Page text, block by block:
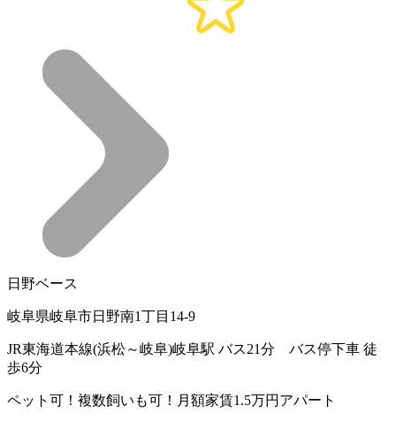
日野ベース
岐阜県岐阜市日野南1丁目14-9
JR東海道本線(浜松～岐阜)岐阜駅 バス21分 バス停下車 徒
歩6分
ペット可！複数飼いも可！月額家賃1.5万円アパート